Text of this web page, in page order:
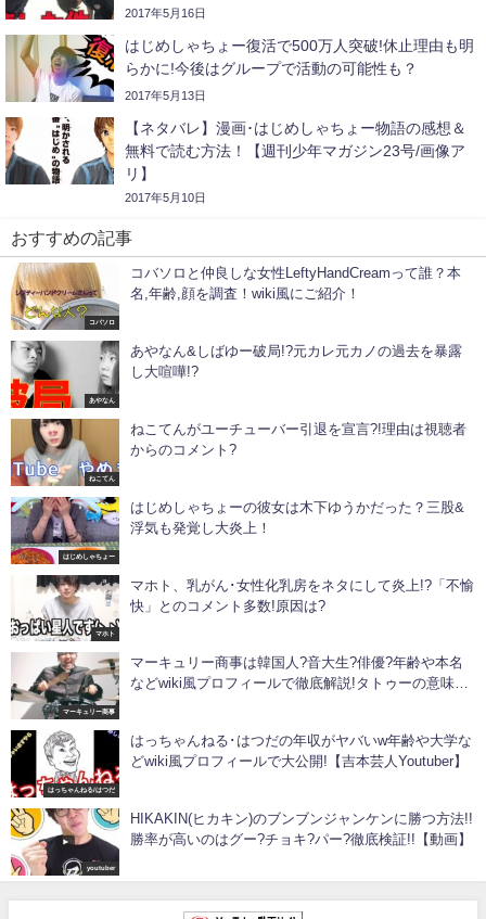
2017年5月16日
はじめしゃちょー復活で500万人突破!休止理由も明
らかに!今後はグループで活動の可能性も？
2017年5月13日
【ネタバレ】漫画･はじめしゃちょー物語の感想＆
無料で読む方法！【週刊少年マガジン23号/画像ア
リ】
2017年5月10日
おすすめの記事
コバソロ
コバソロと仲良しな女性LeftyHandCreamって誰？本
名,年齢,顔を調査！wiki風にご紹介！
あやなん
あやなん&しばゆー破局!?元カレ元カノの過去を暴露
し大喧嘩!?
ねこてん
ねこてんがユーチューバー引退を宣言?!理由は視聴者
からのコメント?
はじめしゃちょー
はじめしゃちょーの彼女は木下ゆうかだった？三股&
浮気も発覚し大炎上！
マホト
マホト、乳がん･女性化乳房をネタにして炎上!?「不愉
快」とのコメント多数!原因は?
マーキュリー商事
マーキュリー商事は韓国人?音大生?俳優?年齢や本名
などwiki風プロフィールで徹底解説!タトゥーの意味や
はっちゃんねる/はつだ
はっちゃんねる･はつだの年収がヤバいw年齢や大学な
どwiki風プロフィールで大公開!【吉本芸人Youtuber】
youtuber
HIKAKIN(ヒカキン)のブンブンジャンケンに勝つ方法!!
勝率が高いのはグー?チョキ?パー?徹底検証!!【動画】